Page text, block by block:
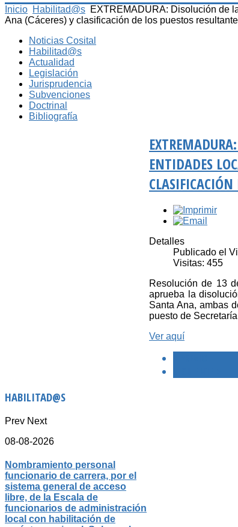
Inicio Habilitad@s EXTREMADURA: Disolución de
Ana (Cáceres) y clasificación de los puestos
Noticias Cosital
Habilitad@s
Actualidad
Legislación
Jurisprudencia
Subvenciones
Doctrinal
Bibliografía
ENTIDADES
CLASIFICACIÓN
Detalles
Publicado el
Visitas: 455
Resolución de 13
aprueba la
Santa Ana, ambas
puesto de
Ver aquí
HABILITAD@S
Prev Next
08-08-2026
Nombramiento personal
funcionario de carrera, por el
sistema general de acceso
libre, de la Escala de
funcionarios de administración
local con habilitación de